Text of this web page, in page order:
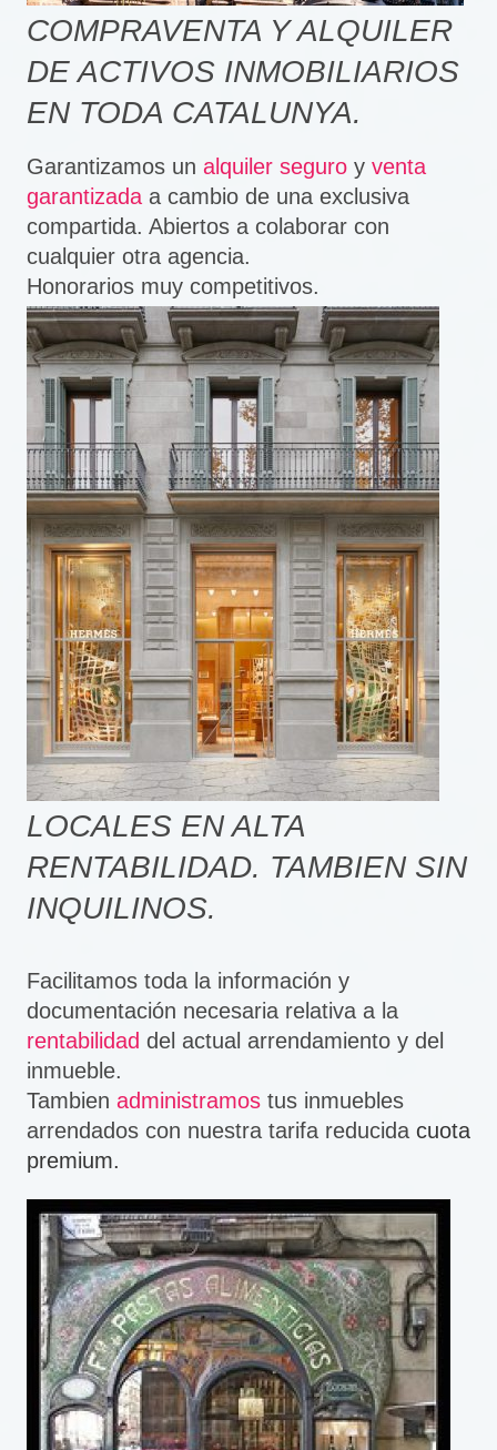
COMPRAVENTA Y ALQUILER
DE ACTIVOS INMOBILIARIOS
EN TODA CATALUNYA.
Garantizamos un alquiler seguro y venta
garantizada a cambio de una exclusiva
compartida. Abiertos a colaborar con
cualquier otra agencia.
Honorarios muy competitivos.
LOCALES EN ALTA
RENTABILIDAD. TAMBIEN SIN
INQUILINOS.
Facilitamos toda la información y
documentación necesaria relativa a la
rentabilidad del actual arrendamiento y del
inmueble.
Tambien administramos tus inmuebles
arrendados con nuestra tarifa reducida cuota
premium.